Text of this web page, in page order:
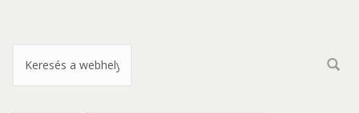
Keresés űrlap